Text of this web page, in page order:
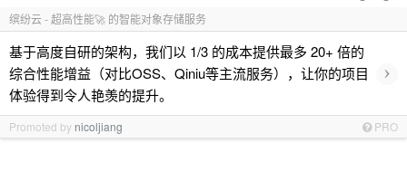
缤纷云 - 超高性能🚀 的智能对象存储服务
基于高度自研的架构，我们以 1/3 的成本提供最多 20+ 倍的
综合性能增益（对比OSS、Qiniu等主流服务），让你的项目
体验得到令人艳羡的提升。
›
Promoted by nicoljiang PRO